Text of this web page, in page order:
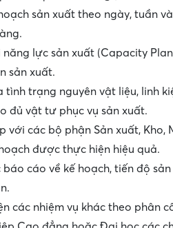
sản xuất theo ngày, tuần
năng lực sản xuất (Capacity
sản xuất.
tình trạng nguyên vật liệu, linh
đủ vật tư phục vụ sản xuất.
với các bộ phận Sản xuất,
được thực hiện hiệu quả.
báo cáo về kế hoạch, tiến độ
các nhiệm vụ khác theo phân